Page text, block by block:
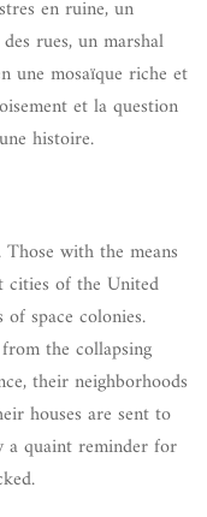
en ruine, un
rues, un marshal
une mosaïque riche et
et la question
histoire.
with the means
cities of the United
space colonies.
the collapsing
their neighborhoods
houses are sent to
a quaint reminder for